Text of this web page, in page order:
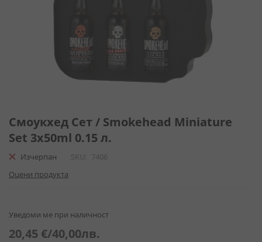
към
началото
на
галерия
снимки
Смоукхед Сет / Smokehead Miniature
Set 3x50ml 0.15 л.
Изчерпан SKU
7406
Оцени продукта
Уведоми ме при наличност
20,45 €/40,00лв.